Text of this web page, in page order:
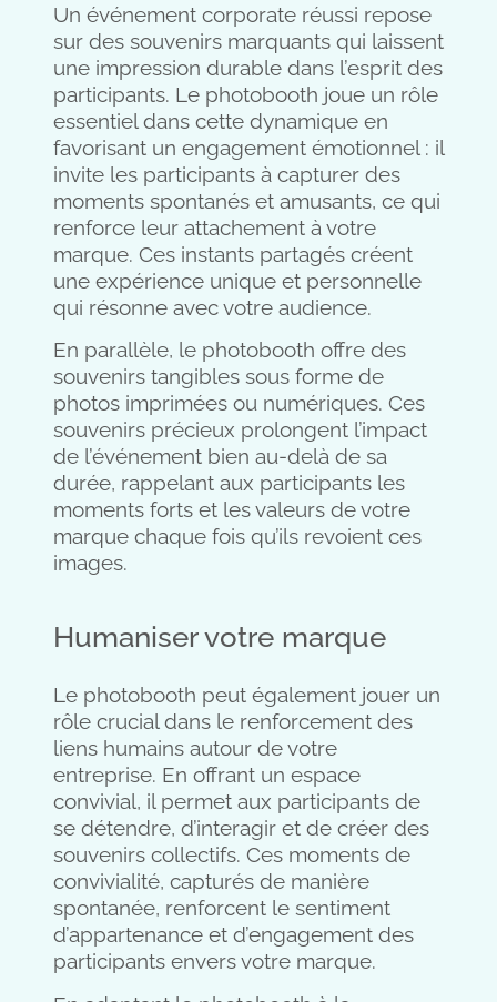
Un événement corporate réussi repose
sur des souvenirs marquants qui laissent
une impression durable dans l’esprit des
participants. Le photobooth joue un rôle
essentiel dans cette dynamique en
favorisant un engagement émotionnel : il
invite les participants à capturer des
moments spontanés et amusants, ce qui
renforce leur attachement à votre
marque. Ces instants partagés créent
une expérience unique et personnelle
qui résonne avec votre audience.
En parallèle, le photobooth offre des
souvenirs tangibles sous forme de
photos imprimées ou numériques. Ces
souvenirs précieux prolongent l’impact
de l’événement bien au-delà de sa
durée, rappelant aux participants les
moments forts et les valeurs de votre
marque chaque fois qu’ils revoient ces
images.
Humaniser votre marque
Le photobooth peut également jouer un
rôle crucial dans le renforcement des
liens humains autour de votre
entreprise. En offrant un espace
convivial, il permet aux participants de
se détendre, d’interagir et de créer des
souvenirs collectifs. Ces moments de
convivialité, capturés de manière
spontanée, renforcent le sentiment
d’appartenance et d’engagement des
participants envers votre marque.